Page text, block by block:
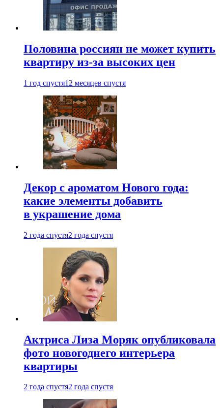
Половина россиян не может купить
квартиру из-за высоких цен
1 год спустя12 месяцев спустя
Декор с ароматом Нового года:
какие элементы добавить
в украшение дома
2 года спустя2 года спустя
Актриса Лиза Моряк опубликовала
фото новогоднего интерьера
квартиры
2 года спустя2 года спустя